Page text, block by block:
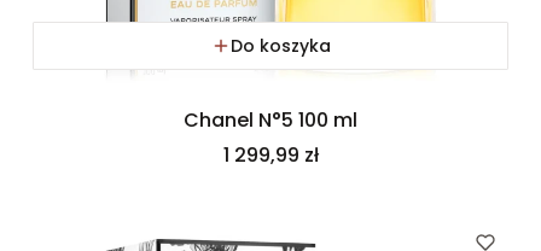
Do koszyka
Chanel N°5 100 ml
Cena
1 299,99 zł